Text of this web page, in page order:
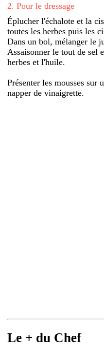
2. Pour le dressage
Éplucher l'échalote et la
toutes les herbes puis les
Dans un bol, mélanger le
Assaisonner le tout de sel
herbes et l'huile.
Présenter les mousses sur
napper de vinaigrette.
Le + du Chef